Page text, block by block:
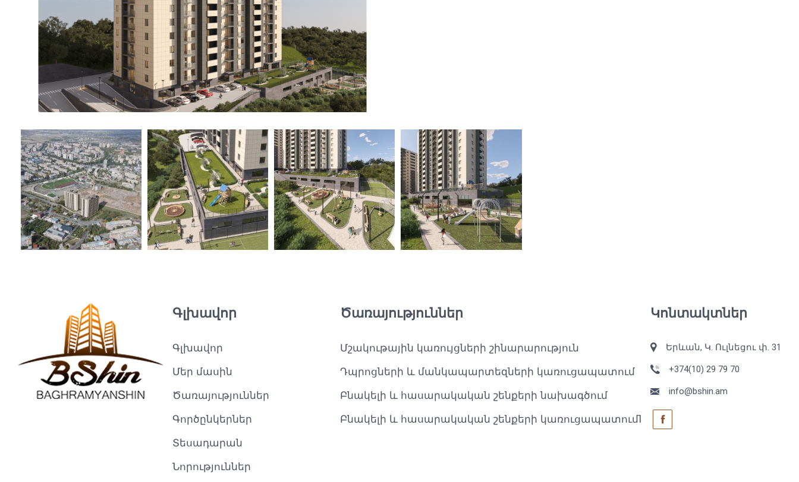
Գլխավոր
Գլխավոր
Մեր մասին
Ծառայություններ
Գործընկերներ
Տեսադարան
Նորություններ
Ծառայություններ
Մշակութային կառույցների շինարարություն
Դպրոցների և մանկապարտեզների կառուցապատում
Բնակելի և հասարակական շենքերի նախագծում
Բնակելի և հասարակական շենքերի կառուցապատում1
Կոնտակտներ
Երևան, Կ. Ուլնեցու փ. 31
+374(10) 29 79 70
info@bshin.am